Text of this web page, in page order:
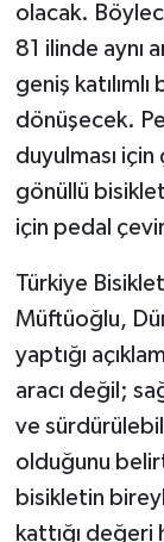
olacak.
81 ilinde aynı
geniş
dönüşecek.
duyulması
gönüllü
için pedal
Türkiye
Müftüoğlu,
yaptığı
aracı değil;
ve
olduğunu
bisikletin
kattığı değeri